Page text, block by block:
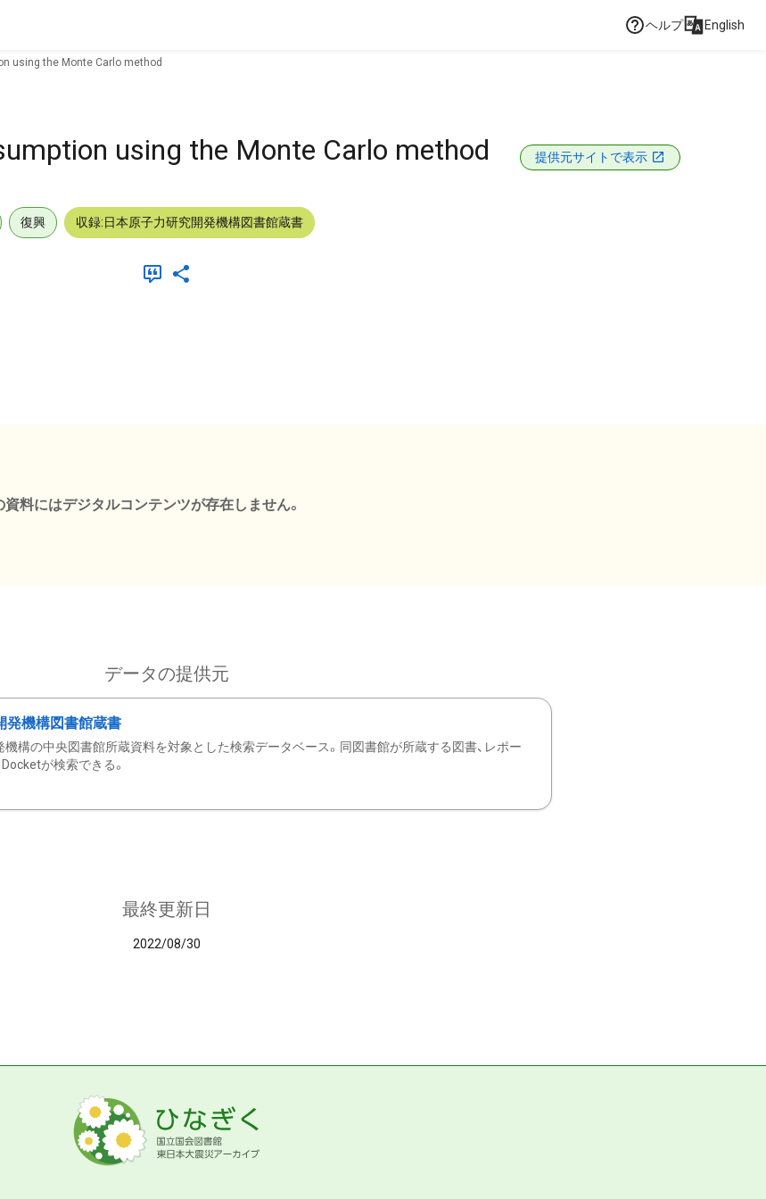
ヘルプ English
using the Monte Carlo method
using the Monte Carlo method 提供元サイトで表示
復興 収録:日本原子力研究開発機構図書館蔵書
資料にはデジタルコンテンツが存在しません。
データの提供元
発機構図書館蔵書
機構の中央図書館所蔵資料を対象とした検索データベース。同図書館が所蔵する図書、レポー
Docketが検索できる。
最終更新日
2022/08/30